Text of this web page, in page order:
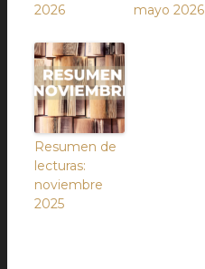
2026
mayo 2026
Resumen de
lecturas:
noviembre
2025